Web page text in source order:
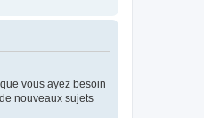
vous ayez besoin
nouveaux sujets